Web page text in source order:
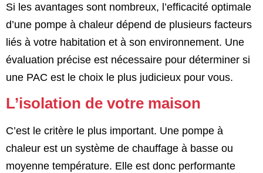
Si les avantages sont nombreux, l’efficacité optimale
d’une pompe à chaleur dépend de plusieurs facteurs
liés à votre habitation et à son environnement. Une
évaluation précise est nécessaire pour déterminer si
une PAC est le choix le plus judicieux pour vous.
L’isolation de votre maison
C’est le critère le plus important. Une pompe à
chaleur est un système de chauffage à basse ou
moyenne température. Elle est donc performante